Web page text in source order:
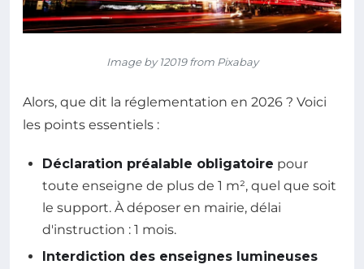
Image by 12019 from Pixabay
Alors, que dit la réglementation en 2026 ? Voici
les points essentiels :
Déclaration préalable obligatoire pour
toute enseigne de plus de 1 m², quel que soit
le support. À déposer en mairie, délai
d'instruction : 1 mois.
Interdiction des enseignes lumineuses